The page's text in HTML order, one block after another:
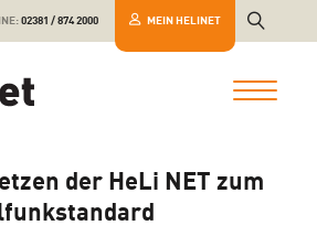
02381 / 874 2000 MEIN HELINET
der HeLi NET zum